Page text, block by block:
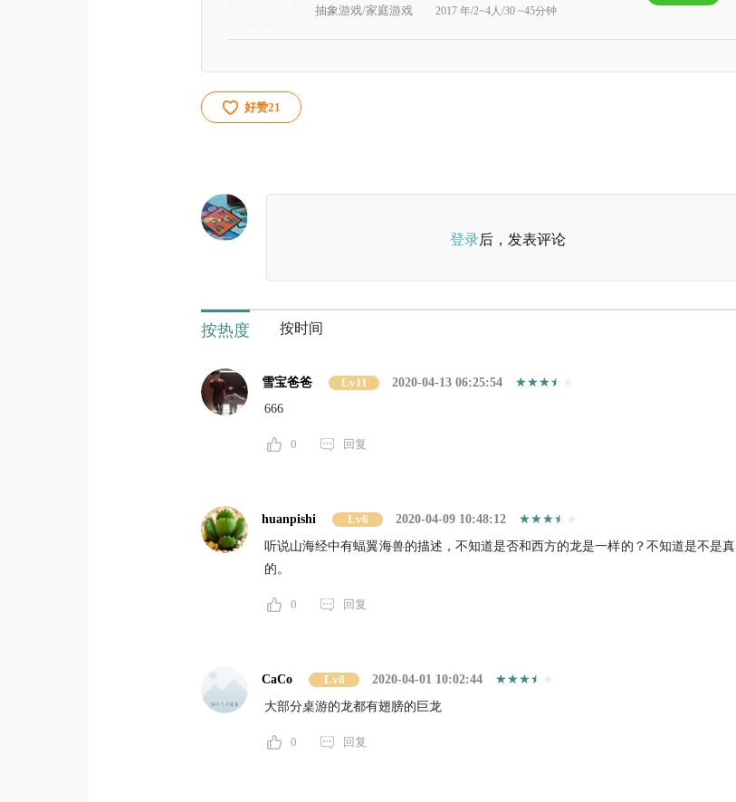
抽象游戏/家庭游戏 2017 年/2~4人/30 ~45分钟
好赞21
登录后，发表评论
按热度 按时间
雪宝爸爸 Lv11
2020-04-13 06:25:54
666
0 回复
huanpishi Lv6
2020-04-09 10:48:12
听说山海经中有蝠翼海兽的描述，不知道是否和西方的龙是一样的？不知道是不是真
的。
0 回复
CaCo Lv8
2020-04-01 10:02:44
大部分桌游的龙都有翅膀的巨龙
0 回复